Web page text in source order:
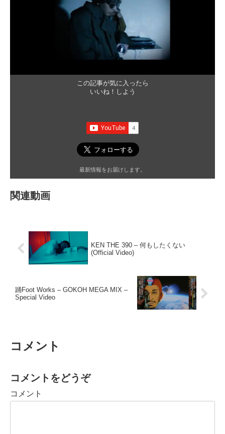
この記事が気に入ったら
いいね！しよう
最新情報をお届けします。
関連動画
KEN THE 390 – 何もしたくない
(Official Video)
踊Foot Works – GOKOH MEGA MIX –
Special Video
コメント
コメントをどうぞ
コメント